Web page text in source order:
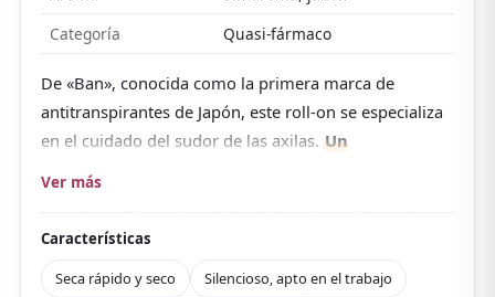
Categoría
Quasi-fármaco
De «Ban», conocida como la primera marca de
antitranspirantes de Japón, este roll-on se especializa
en el cuidado del sudor de las axilas. Un
antitranspirante de nanoiones (clorohidrato de
antes de que aparezca el sudor axilar que causa
las manchas, mientras un componente
antibacteriano también combate el olor.
Ver más
Características
Seca rápido y seco
Silencioso, apto en el trabajo